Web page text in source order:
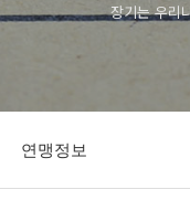
장기는 우리
연맹정보